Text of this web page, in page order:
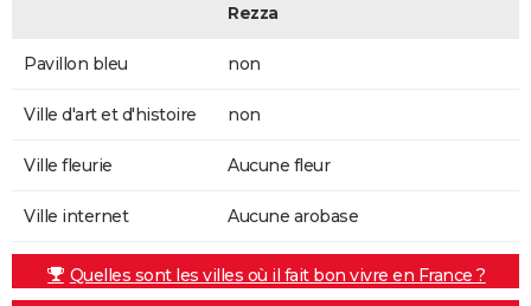
Rezza
Pavillon bleu non
Ville d'art et d'histoire non
Ville fleurie Aucune fleur
Ville internet Aucune arobase
Quelles sont les villes où il fait bon vivre en France ?